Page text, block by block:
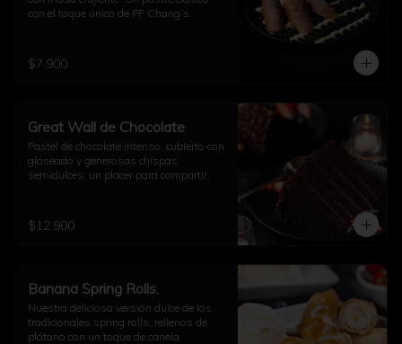
con el toque único de PF Chang’s.
$7.900
Great Wall de Chocolate
Pastel de chocolate intenso, cubierto con
glaseado y generosas chispas
semidulces: un placer para compartir.
$12.900
Banana Spring Rolls.
Nuestra deliciosa versión dulce de los
tradicionales spring rolls, rellenos de
plátano con un toque de canela